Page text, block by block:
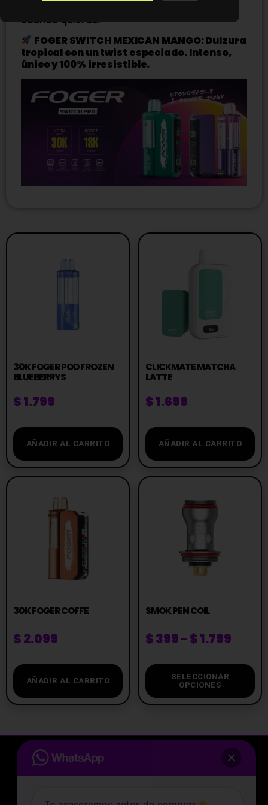
cuando quieras.
FOGER SWITCH MEXICAN MANGO: Dulzura
tropical con un twist especiado. Intenso,
único y 100% irresistible.
30K FOGER POD FROZEN
BLUEBERRYS
$1.799
AÑADIR AL CARRITO
CLICKMATE MATCHA
LATTE
$1.699
AÑADIR AL CARRITO
30K FOGER COFFE
$2.099
AÑADIR AL CARRITO
SMOK PEN COIL
$399- $1.799
SELECCIONAR
OPCIONES
Te asesoramos antes de comprar
WhatsApp